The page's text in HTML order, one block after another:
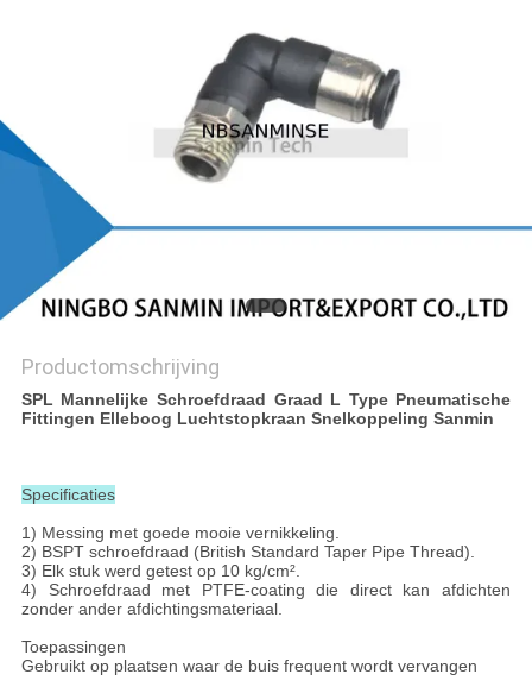
Productomschrijving
SPL Mannelijke Schroefdraad Graad L Type Pneumatische
Fittingen Elleboog Luchtstopkraan Snelkoppeling Sanmin
Specificaties
1) Messing met goede mooie vernikkeling.
2) BSPT schroefdraad (British Standard Taper Pipe Thread).
3) Elk stuk werd getest op 10 kg/cm².
4) Schroefdraad met PTFE-coating die direct kan afdichten
zonder ander afdichtingsmateriaal.
Toepassingen
Gebruikt op plaatsen waar de buis frequent wordt vervangen